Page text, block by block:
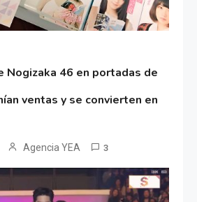
Nogizaka 46 en portadas de
ventas y se convierten en
Agencia YEA 3